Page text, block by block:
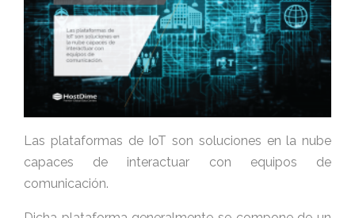
Las plataformas de IoT son soluciones en la nube
capaces de interactuar con equipos de
comunicación.